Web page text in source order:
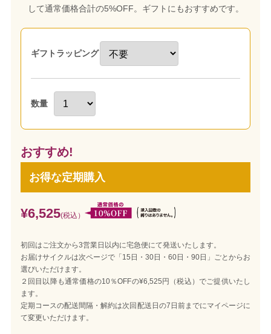
して通常価格合計の5%OFF。ギフトにもおすすめです。
ギフトラッピング
数量
おすすめ!
お得な定期購入
¥6,525(税込）
初回はご注文から3営業日以内に宅急便にて発送いたします。
お届けサイクルは次ページで「15日・30日・60日・90日」ごとからお
選びいただけます。
２回目以降も通常価格の10％OFFの¥6,525円（税込）でご提供いたし
ます。
定期コースの配送間隔・解約は次回配送日の7日前までにマイページに
て変更いただけます。